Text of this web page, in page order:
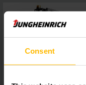
Consent
ekranas su penkiomis
programomis bei